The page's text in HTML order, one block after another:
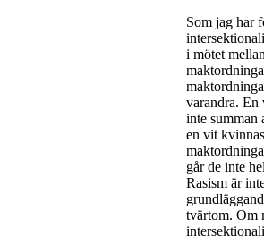
Som jag har
i mötet
varandra. En
inte summan
en vit
går de inte
Rasism är
tvärtom. Om